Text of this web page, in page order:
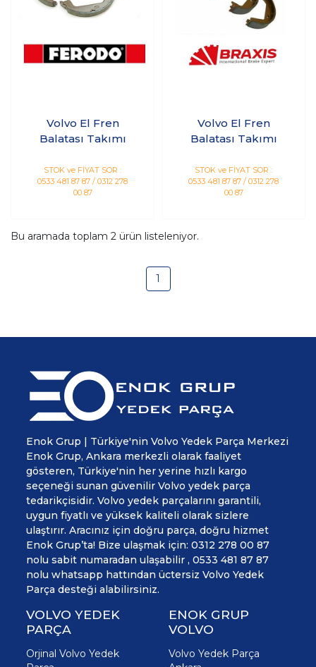
Volvo El Fren
Balatası Takımı
STOK ve FİYAT SOR :
0533 481 87 87 / 0312 278
00 87
Volvo El Fren
Balatası Takımı
STOK ve FİYAT SOR :
0533 481 87 87 / 0312 278
00 87
Bu aramada toplam 2 ürün listeleniyor.
1
Enok Grup | Türkiye'nin Volvo Yedek Parça Merkezi
Enok Grup, Ankara merkezli olarak faaliyet
gösteren, Türkiye'nin her yerine hızlı kargo
seçeneği sunan güvenilir Volvo yedek parça
tedarikçisidir. Volvo yedek parçalarını garantili,
uygun fiyatlı ve yüksek kaliteli olarak sizlere
ulaştırır. Aracınız için doğru parça, doğru hizmet
Enok Grup’ta! Bize ulaşmak için: 0312 278 00 87
nolu sabit numaradan ulaşabilir , 0533 481 87 87
nolu whatsapp hattından üctersiz Volvo Yedek
Parça desteği alabilirsiniz.
VOLVO YEDEK
PARÇA
Orjinal Volvo Yedek
ENOK GRUP
VOLVO
Volvo Yedek Parça